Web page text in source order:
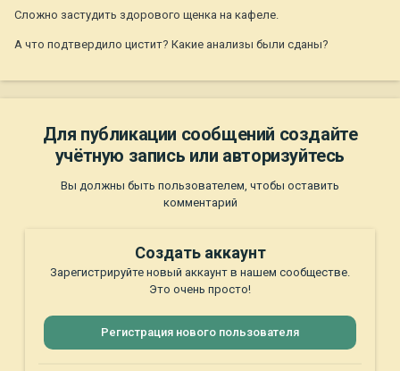
Сложно застудить здорового щенка на кафеле.
А что подтвердило цистит? Какие анализы были сданы?
Для публикации сообщений создайте
учётную запись или авторизуйтесь
Вы должны быть пользователем, чтобы оставить
комментарий
Создать аккаунт
Зарегистрируйте новый аккаунт в нашем сообществе.
Это очень просто!
Регистрация нового пользователя